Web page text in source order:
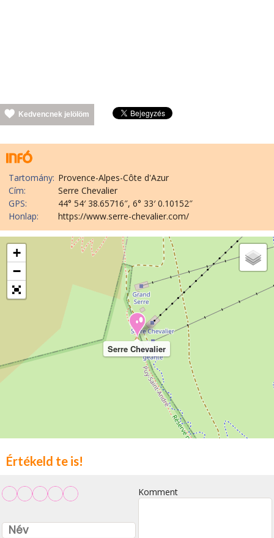
Kedvencnek jelölöm
Tartomány: Provence-Alpes-Côte d'Azur
Cím:
Serre Chevalier
GPS:
44° 54′ 38.65716″, 6° 33′ 0.10152″
Honlap:
https://www.serre-chevalier.com/
Serre Chevalier
+
−
Értékeld te is!
Komment